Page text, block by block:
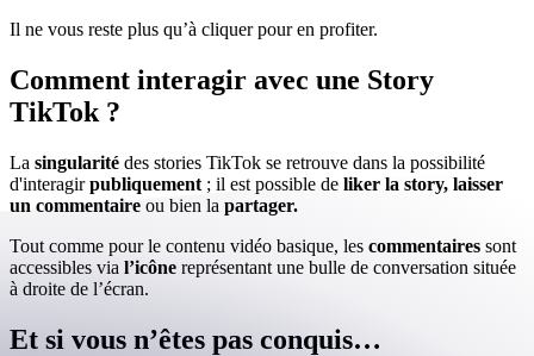
Il ne vous reste plus qu’à cliquer pour en profiter.
Comment interagir avec une Story
TikTok ?
La singularité des stories TikTok se retrouve dans la possibilité
d'interagirpubliquement ; il est possible de liker la story, laisser
un commentaire ou bien la partager.
Tout comme pour le contenu vidéo basique, les commentaires sont
accessibles via l’icône représentant une bulle de conversation située
à droite de l’écran.
Et si vous n’êtes pas conquis…